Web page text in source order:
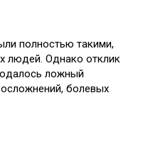
полностью такими,
людей. Однако отклик
ложный
болевых